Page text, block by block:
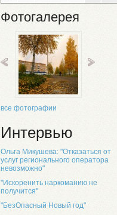
Фотогалерея
все фотографии
Интервью
Ольга Микушева: "Отказаться от
услуг регионального оператора
невозможно"
"Искоренить наркоманию не
получится"
"БезОпасный Новый год"